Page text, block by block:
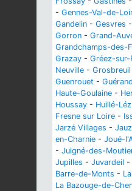
- Gennes-Val-de-
Gandelin - Gesvres -
Gorron - Grand-
Grandchamps-des-
Grazay - Gréez-sur-
Neuville - Grosbreuil
Guenrouet -
Haute-Goulaine -
Houssay - Huillé-
Fresne sur Loire -
Jarzé Villages -
en-Charnie - Joué-
- Juigné-des-
Jupilles - Juvardeil -
Barre-de-Monts -
La Bazouge-de-